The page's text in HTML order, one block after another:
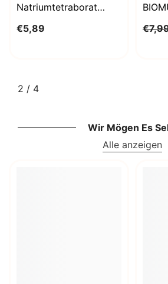
Natriumtetraborat
STANLAB
€5,89
2 / von
4
Wir Mögen Es
Alle anzeigen